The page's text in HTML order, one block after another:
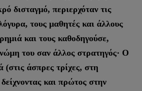
δισταγμό, περιερχόταν τις
τους μαθητές και άλλους
και τους καθοδηγούσε,
του σαν άλλος στρατηγός· Ο
(στις άσπρες τρίχες, στη
και πρώτος στην